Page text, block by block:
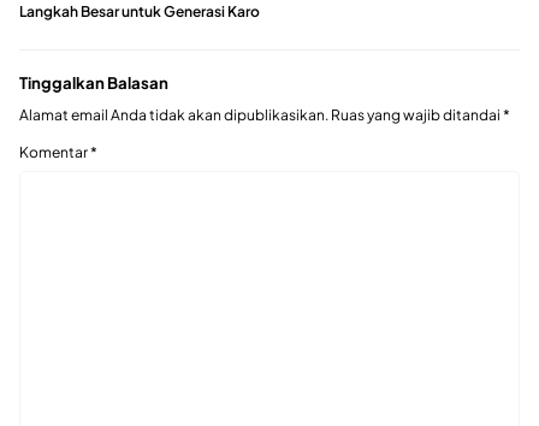
Langkah Besar untuk Generasi Karo
Tinggalkan Balasan
Alamat email Anda tidak akan dipublikasikan. Ruas yang wajib ditandai *
Komentar*